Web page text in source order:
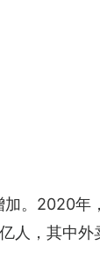
。2020年
人，其中